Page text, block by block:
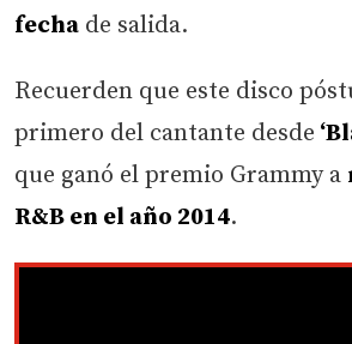
fecha de salida.
Recuerden que este disco
primero del cantante desde
que ganó el premio Grammy a
R&B en el año 2014.